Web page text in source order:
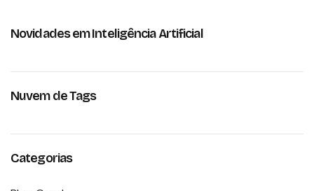
Novidades em Inteligência Artificial
Nuvem de Tags
Categorias